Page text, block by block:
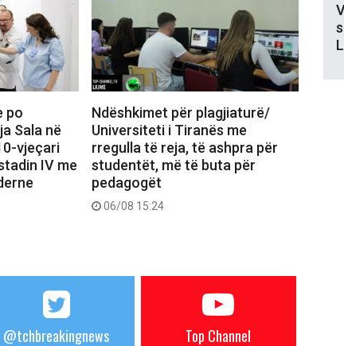
po
Sala në
vjeçari
IV me
Ndëshkimet për plagjiaturë/
Universiteti i Tiranës me
rregulla të reja, të ashpra për
studentët, më të buta për
pedagogët
06/08 15:24
@tchbreakingnews Top Channel